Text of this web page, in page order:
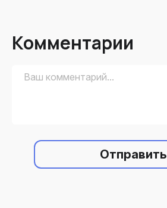
Комментарии
Отправить